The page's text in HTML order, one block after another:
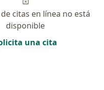
citas en línea no está
disponible
una cita